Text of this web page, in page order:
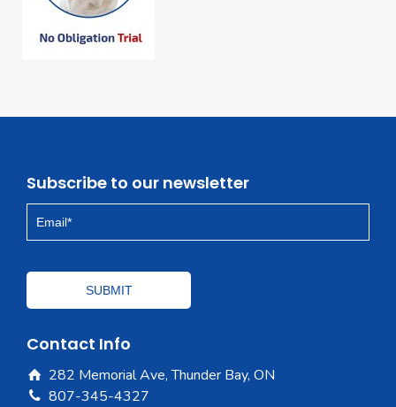
Subscribe to our newsletter
Contact Info
282 Memorial Ave, Thunder Bay, ON
807-345-4327